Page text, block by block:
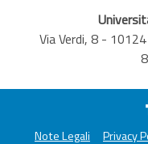
Via Verdi, 8 -
Note Legali Privacy